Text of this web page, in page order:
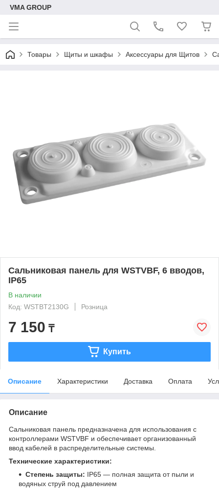
VMA GROUP
Товары Щиты и шкафы Аксессуары для Щитов
Сальниковая панель для WSTVBF, 6 вводов,
IP65
В наличии
Код: WSTBT2130G
Розница
7 150 ₸
Купить
Описание Характеристики Доставка Оплата
Описание
Сальниковая панель предназначена для использования с
контроллерами WSTVBF и обеспечивает организованный
ввод кабелей в распределительные системы.
Технические характеристики:
Степень защиты: IP65 — полная защита от пыли и
водяных струй под давлением